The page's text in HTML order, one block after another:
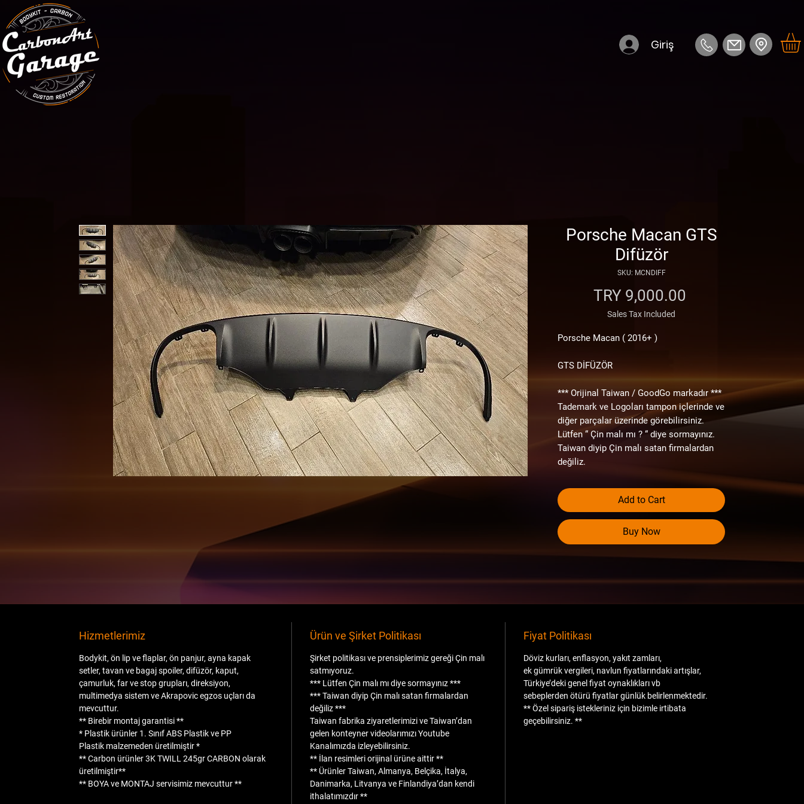
Giriş
Porsche Macan GTS
Difüzör
SKU: MCNDIFF
TRY 9,000.00
Sales Tax Included
Porsche Macan ( 2016+ )
GTS DİFÜZÖR
*** Orijinal Taiwan / GoodGo markadır ***
Tademark ve Logoları tampon içlerinde ve
diğer parçalar üzerinde görebilirsiniz.
Lütfen “ Çin malı mı ? “ diye sormayınız.
Taiwan diyip Çin malı satan firmalardan
değiliz.
tamponlar ile aynı hammadeye ve aynı
kalınlığa sahip 1. sınıf yan sanayi /
aftermarket ve performance ürünlerdir.
Youtube Kanalımızda, ürünlerimizi
aldığımız fabrikaları, fabrika içinden ürün
anlatımları, konteyner geliş ve açılma
izleyebilirsiniz.
( Carbon ya da ABS/PP plastik olarak )
Bodykit, ön lip ve flaplar, ön panjur, ayna
kapak setler, tavan ve bagaj spoiler,
difüzör, kaput, çamurluk, far ve stop
grupları, direksiyon, multimedya sistem ve
Akrapovic egzos uçları da mevcuttur.
Add to Cart
Buy Now
Hizmetlerimiz
Bodykit, ön lip ve flaplar, ön panjur, ayna kapak
setler, tavan ve bagaj spoiler, difüzör, kaput,
çamurluk, far ve stop grupları, direksiyon,
multimedya sistem ve Akrapovic egzos uçları da
mevcuttur.
** Birebir montaj garantisi **
* Plastik ürünler 1. Sınıf ABS Plastikve PP
Plastik malzemeden üretilmiştir *
** Carbon ürünler3K TWILL 245gr CARBON olarak
üretilmiştir**
** BOYAve MONTAJ servisimiz mevcuttur **
Ürün ve Şirket Politikası
Şirket politikası ve prensiplerimiz gereği Çin malı
satmıyoruz.
*** Lütfen Çin malı mı diye sormayınız ***
*** Taiwan diyip Çin malı satan firmalardan
değiliz ***
Taiwan fabrika ziyaretlerimizi ve Taiwan’dan
gelen konteyner videolarımızı Youtube
Kanalımızda izleyebilirsiniz.
** İlan resimleri orijinal ürüne aittir **
** Ürünler Taiwan, Almanya, Belçika, İtalya,
Danimarka, Litvanya ve Finlandiya’dan kendi
ithalatımızdır **
Fiyat Politikası
Döviz kurları, enflasyon, yakıt zamları,
ek gümrük vergileri, navlun fiyatlarındaki artışlar,
Türkiye’deki genel fiyat oynaklıkları vb
sebeplerden ötürü fiyatlar günlük belirlenmektedir.
** Özel sipariş istekleriniz için bizimle irtibata
geçebilirsiniz. **